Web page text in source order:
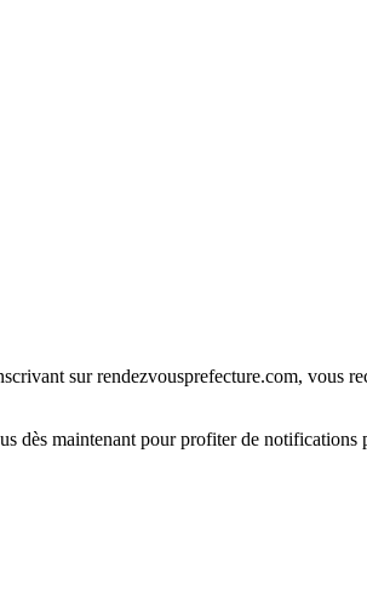
sur rendezvousprefecture.com, vous
dès maintenant pour profiter de notifications